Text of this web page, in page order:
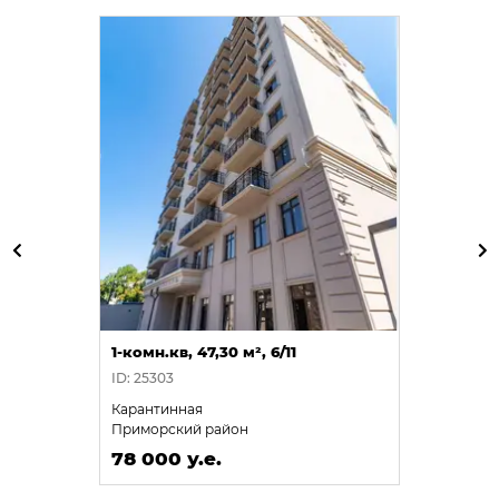
1-комн.кв, 47,30 м², 6/11
ID: 25303
Карантинная
Приморский район
78 000 у.е.